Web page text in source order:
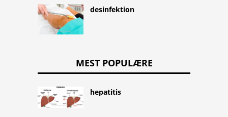
desinfektion
MEST POPULÆRE
hepatitis